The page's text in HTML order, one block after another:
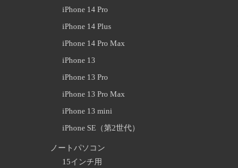
iPhone 14 Pro
iPhone 14 Plus
iPhone 14 Pro Max
iPhone 13
iPhone 13 Pro
iPhone 13 Pro Max
iPhone 13 mini
iPhone SE（第2世代）
ノートパソコン
15インチ用